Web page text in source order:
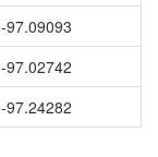
97.09093
97.02742
97.24282